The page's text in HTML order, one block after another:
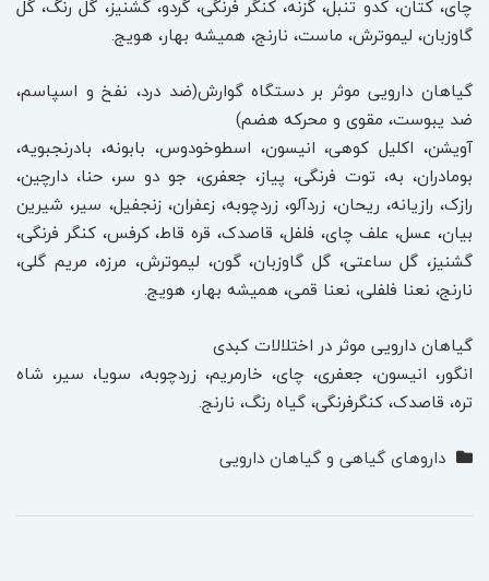
چای، کتان، کدو تنبل، گزنه، کنگر فرنگی، گردو، گشنیز، گل رنگ، گل
گاوزبان، لیموترش، ماست، نارنج، همیشه بهار، هویج.
گیاهان دارویی موثر بر دستگاه گوارش(ضد درد، نفخ و اسپاسم،
ضد یبوست، مقوی و محرکه هضم)
آویشن، اکلیل کوهی، انیسون، اسطوخودوس، بابونه، بادرنجبویه،
بومادران، به، توت فرنگی، پیاز، جعفری، جو دو سر، حنا، دارچین،
رازک، رازیانه، ریحان، زردآلو، زردچوبه، زعفران، زنجفیل، سیر، شیرین
بیان، عسل، علف چای، فلفل، قاصدک، قره قاط، کرفس، کنگر فرنگی،
گشنیز، گل ساعتی، گل گاوزبان، گون، لیموترش، مرزه، مریم گلی،
نارنج، نعنا فلفلی، نعنا قمی، همیشه بهار، هویج.
گیاهان دارویی موثر در اختلالات کبدی
انگور، انیسون، جعفری، چای، خارمریم، زردچوبه، سویا، سیر، شاه
تره، قاصدک، کنگرفرنگی، گیاه رنگ، نارنج.
داروهای گیاهی و گیاهان دارویی